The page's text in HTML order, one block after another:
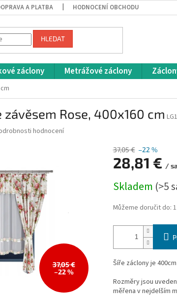
A PLATBA HODNOCENÍ OBCHODU
HLEDAT
záclony Metrážové záclony
Rose, 400x160 cm
hodnocení
37,05 €
–22 %
37,05 € –22 %
28,81 € /
cena:
Skladem (>5
Můžeme doručit do:
Šíře záclony je
Rozměry jsou
měřena v nejdelším